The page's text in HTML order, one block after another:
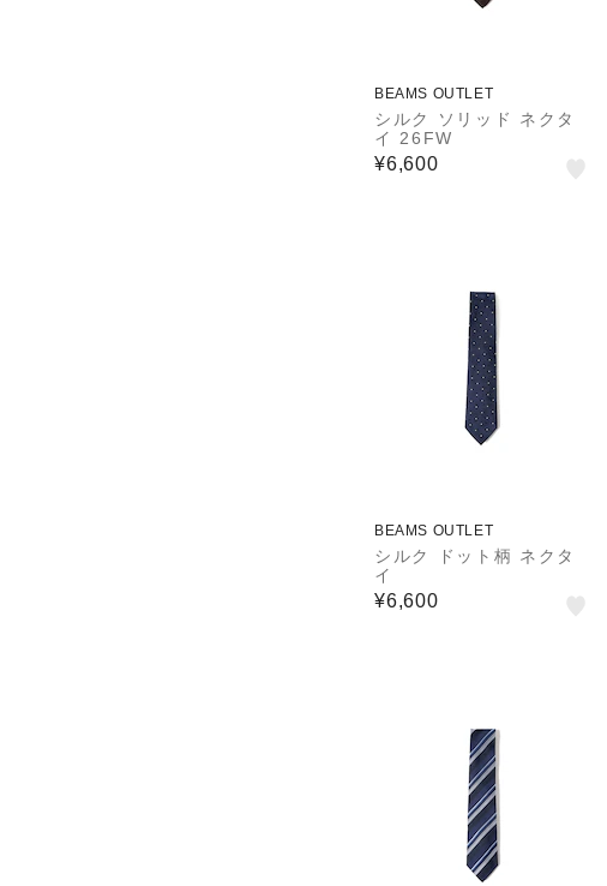
BEAMS OUTLET
シルク ソリッド ネクタ
イ 26FW
¥6,600
BEAMS OUTLET
シルク ドット柄 ネクタ
イ
¥6,600